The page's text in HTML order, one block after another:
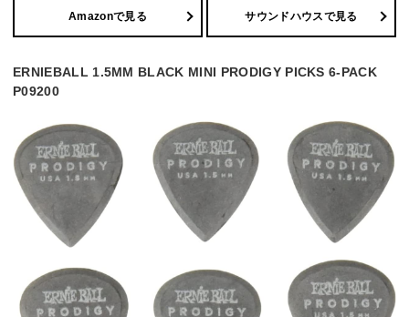
Amazonで見る サウンドハウスで見る
ERNIEBALL 1.5MM BLACK MINI PRODIGY PICKS 6-PACK
P09200